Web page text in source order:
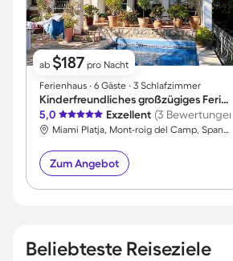
ab $187 pro Nacht
Ferienhaus ∙ 6 Gäste ∙ 3 Schlafzimmer
Kinderfreundliches großzügiges Ferienhaus mit Grill, Terrasse und Pool | Meerblick | Nah am Strand | Hunde erlaubt
5,0
Exzellent (3 Bewertungen)
Miami Platja, Mont-roig del Camp, Spanien
Zum Angebot
Beliebteste Reiseziele